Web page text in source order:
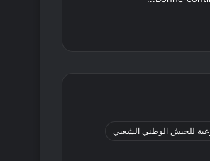
للجيش الوطني الشعبي